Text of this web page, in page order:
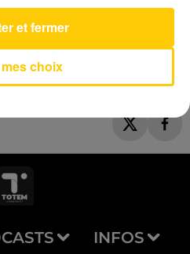
INFOS
choix
et fermer